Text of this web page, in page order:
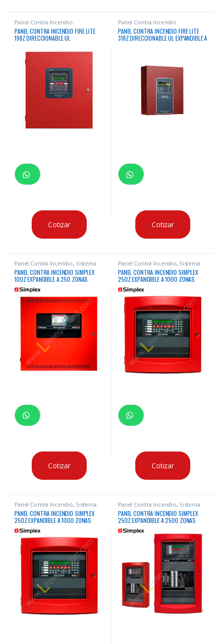
Panel Contra Incendio
PANEL CONTRA INCENDIO FIRE LITE
198Z DIRECCIONABLE UL
Cotizar
Panel Contra Incendio
PANEL CONTRA INCENDIO FIRE LITE
318Z DIRECCIONABLE UL EXPANDIBLE A
Cotizar
Panel Contra Incendio, Sistema
Contra Incendio
PANEL CONTRA INCENDIO SIMPLEX
100Z EXPANDIBLE A 250 ZONAS
DIRECCIONABLE
Cotizar
Panel Contra Incendio, Sistema
Contra Incendio
PANEL CONTRA INCENDIO SIMPLEX
250Z EXPANDIBLE A 1000 ZONAS
DIRECCIONABLE
Cotizar
Panel Contra Incendio, Sistema
Contra Incendio
PANEL CONTRA INCENDIO SIMPLEX
250Z EXPANDIBLE A 1000 ZONAS
IDNAC DIRECCIONABLE
Panel Contra Incendio, Sistema
Contra Incendio
PANEL CONTRA INCENDIO SIMPLEX
250Z EXPANDIBLE A 2500 ZONAS
DIRECCIONABLE